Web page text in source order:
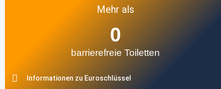
Mehr als
barrierefreie Toiletten
0
Informationen zu Euroschlüssel